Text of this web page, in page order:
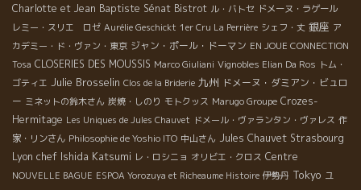
Charlotte et Jean Baptiste Sénat Bistrot ル・バトセ ドメーヌ・ラゲール
レミー・スリエ ロゼ Aurélie Geschickt 1er Cru La Perrière シェフ・丈 銀座 ア
カデミー・ド・ヴァン・東京 ジャン・ポール・ドーマン EN JOUE CONNECTION
Tosa CLOSERIES DES MOUSSIS Marco Giuliani Vignobles Elian Da Ros トム・
ゴティエ Julie Brosselin Clos de la Briderie 九州 ドメーヌ・ダミアン・ビュロ
ー ミネットの鈴木さん 炭焼・しのり モトクッス Marugo Groupe Crozes-
Hermitage Les Uniques de Jules Chauvet ドメール・ヴァランタン・ヴァレス 作
家・リンさん Philosophie de Yoshio ITO 中山さん Jules Chauvet Strasbourg
Lyon chef Ishida Katsumi レ・ロシニョ オリビエ・クロス Centre
NOUVELLE BAGUE ESPOA Yorozuya et Richeaume Histoire 伊勢丹 Tokyo ユ